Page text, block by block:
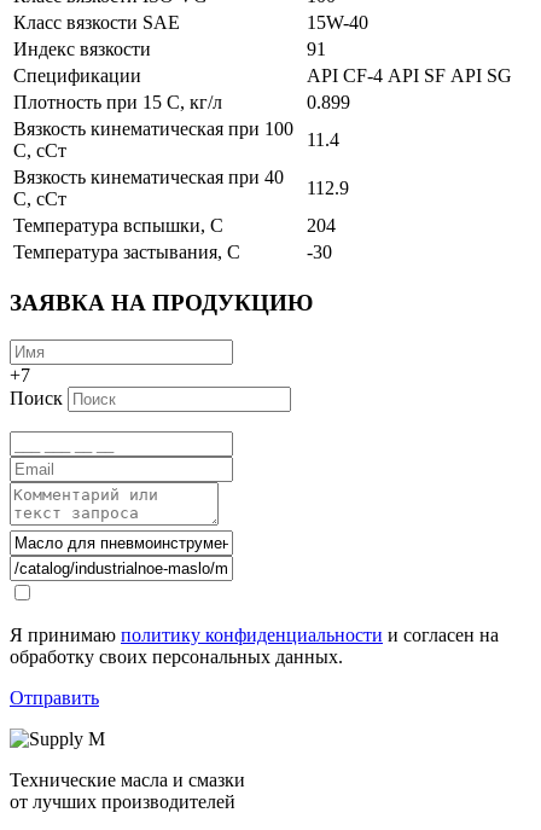
Класс вязкости SAE
15W-40
Индекс вязкости
91
Спецификации
API CF-4 API SF API SG
Плотность при 15 С, кг/л
0.899
Вязкость кинематическая при 100
С, сСт
11.4
Вязкость кинематическая при 40
С, сСт
112.9
Температура вспышки, С
204
Температура застывания, С
-30
ЗАЯВКА НА ПРОДУКЦИЮ
+7
Поиск
Я принимаю политику конфиденциальности и согласен на
обработку своих персональных данных.
Отправить
Технические масла и смазки
от лучших производителей